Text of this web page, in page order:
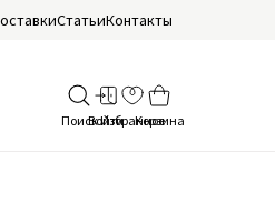
СтатьиКонтакты